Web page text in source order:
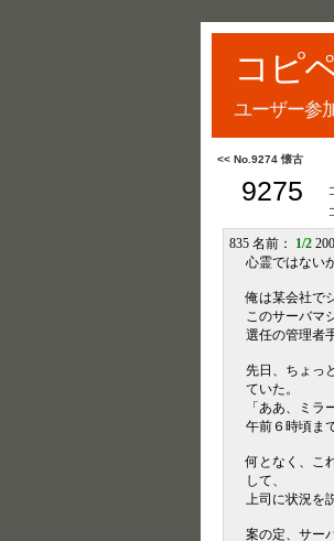
コピ
ユーザー参
<< No.9274 懐古
9275
835 名前： 1/2
心霊ではない
俺は某会社で
このサーバマ
選任の管理者
先日、ちょっ
ていた。
「ああ、ミ
午前６時頃ま
何となく、こ
して、
上司に状況を
案の定、サー